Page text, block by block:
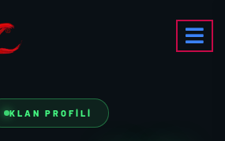
KLAN PROFILI